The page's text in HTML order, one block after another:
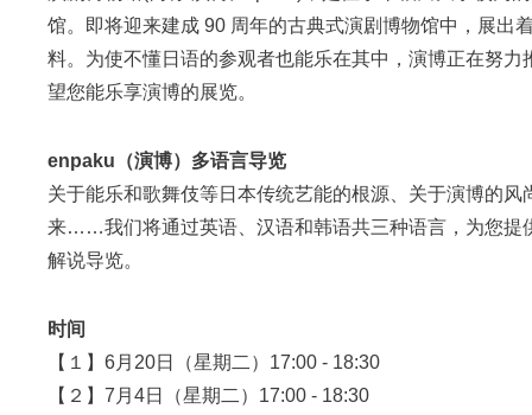
馆。即将迎来建成 90 周年的古典式演剧博物馆中，展出
料。为使不懂日语的参观者也能乐在其中，演博正在努力
望您能乐享演博的展览。
enpaku（演博）多语言导览
关于能乐和歌舞伎等日本传统艺能的根源、关于演博的风
来……我们将通过英语、汉语和韩语共三种语言，为您提
解说导览。
时间
【１】6月20日（星期二）17:00 - 18:30
【２】7月4日（星期二）17:00 - 18:30